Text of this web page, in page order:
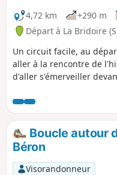
4,72 km
+290 m
Départ à La Bridoire
Un circuit facile, au
aller à la rencontre de
d'aller s'émerveiller
qui est, maintenant, la
panneaux de lecture, au
sous la forme d'un jeu
Boucle autour
Béron
Visorandonneur